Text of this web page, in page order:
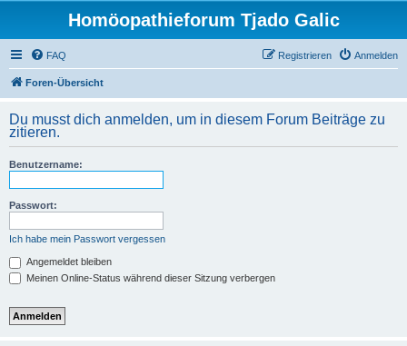
Homöopathieforum Tjado Galic
FAQ Anmelden
Registrieren
Foren-Übersicht
Du musst dich anmelden, um in diesem Forum Beiträge zu
zitieren.
Benutzername:
Passwort:
Ich habe mein Passwort vergessen
Angemeldet bleiben
Meinen Online-Status während dieser Sitzung verbergen